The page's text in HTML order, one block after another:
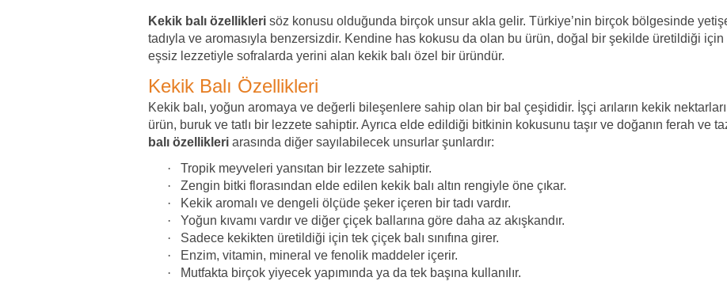
Kekik balı özellikleri söz konusu olduğunda birçok unsur akla gelir. Türkiye’nin birçok bölgesinde
tadıyla ve aromasıyla benzersizdir. Kendine has kokusu da olan bu ürün, doğal bir şekilde üretildiği
eşsiz lezzetiyle sofralarda yerini alan kekik balı özel bir üründür.
Kekik Balı Özellikleri
Kekik balı, yoğun aromaya ve değerli bileşenlere sahip olan bir bal çeşididir. İşçi arıların kekik
ürün, buruk ve tatlı bir lezzete sahiptir. Ayrıca elde edildiği bitkinin kokusunu taşır ve doğanın ferah ve
balı özellikleri arasında diğer sayılabilecek unsurlar şunlardır:
·
Tropik meyveleri yansıtan bir lezzete sahiptir.
·
Zengin bitki florasından elde edilen kekik balı altın rengiyle öne çıkar.
·
Kekik aromalı ve dengeli ölçüde şeker içeren bir tadı vardır.
·
Yoğun kıvamı vardır ve diğer çiçek ballarına göre daha az akışkandır.
·
Sadece kekikten üretildiği için tek çiçek balı sınıfına girer.
·
Enzim, vitamin, mineral ve fenolik maddeler içerir.
·
Mutfakta birçok yiyecek yapımında ya da tek başına kullanılır.